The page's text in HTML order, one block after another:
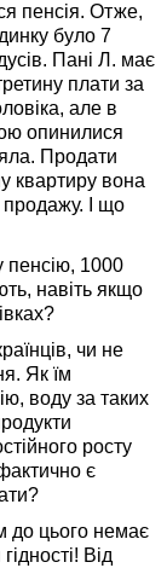
пенсія. Отже,
було 7
Пані Л. має
плати за
але в
опинилися
Продати
квартиру вона
продажу. І що
пенсію, 1000
навіть якщо
чи не
Як їм
воду за таких
росту
є
до цього немає
Від